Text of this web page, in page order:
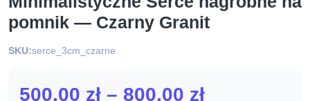
pomnik — Czarny Granit
SKU:serce_3cm_czarne
500,00 zł – 800,00 złZakres